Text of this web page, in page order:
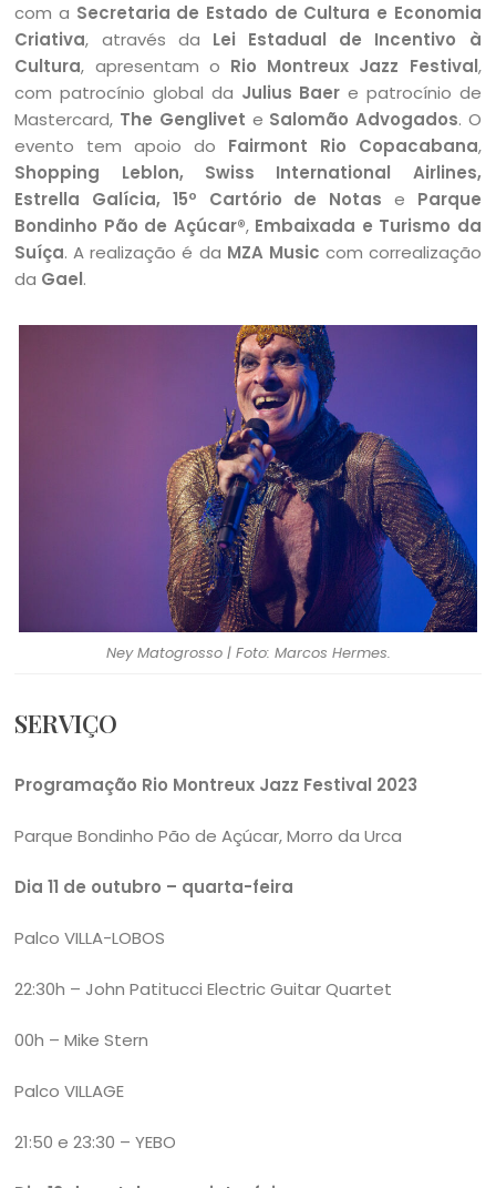
com a Secretaria de Estado de Cultura e Economia
Criativa, através da Lei Estadual de Incentivo à
Cultura, apresentam o Rio Montreux Jazz Festival,
com patrocínio global da Julius Baer e patrocínio de
Mastercard, The Genglivet e Salomão Advogados. O
evento tem apoio do Fairmont Rio Copacabana,
Shopping Leblon, Swiss International Airlines,
Estrella Galícia, 15º Cartório de Notas e Parque
Bondinho Pão de Açúcar®, Embaixada e Turismo da
Suíça. A realização é da MZA Music com correalização
da Gael.
Ney Matogrosso | Foto: Marcos Hermes.
SERVIÇO
Programação Rio Montreux Jazz Festival 2023
Parque Bondinho Pão de Açúcar, Morro da Urca
Dia 11 de outubro – quarta-feira
Palco VILLA-LOBOS
22:30h – John Patitucci Electric Guitar Quartet
00h – Mike Stern
Palco VILLAGE
21:50 e 23:30 – YEBO